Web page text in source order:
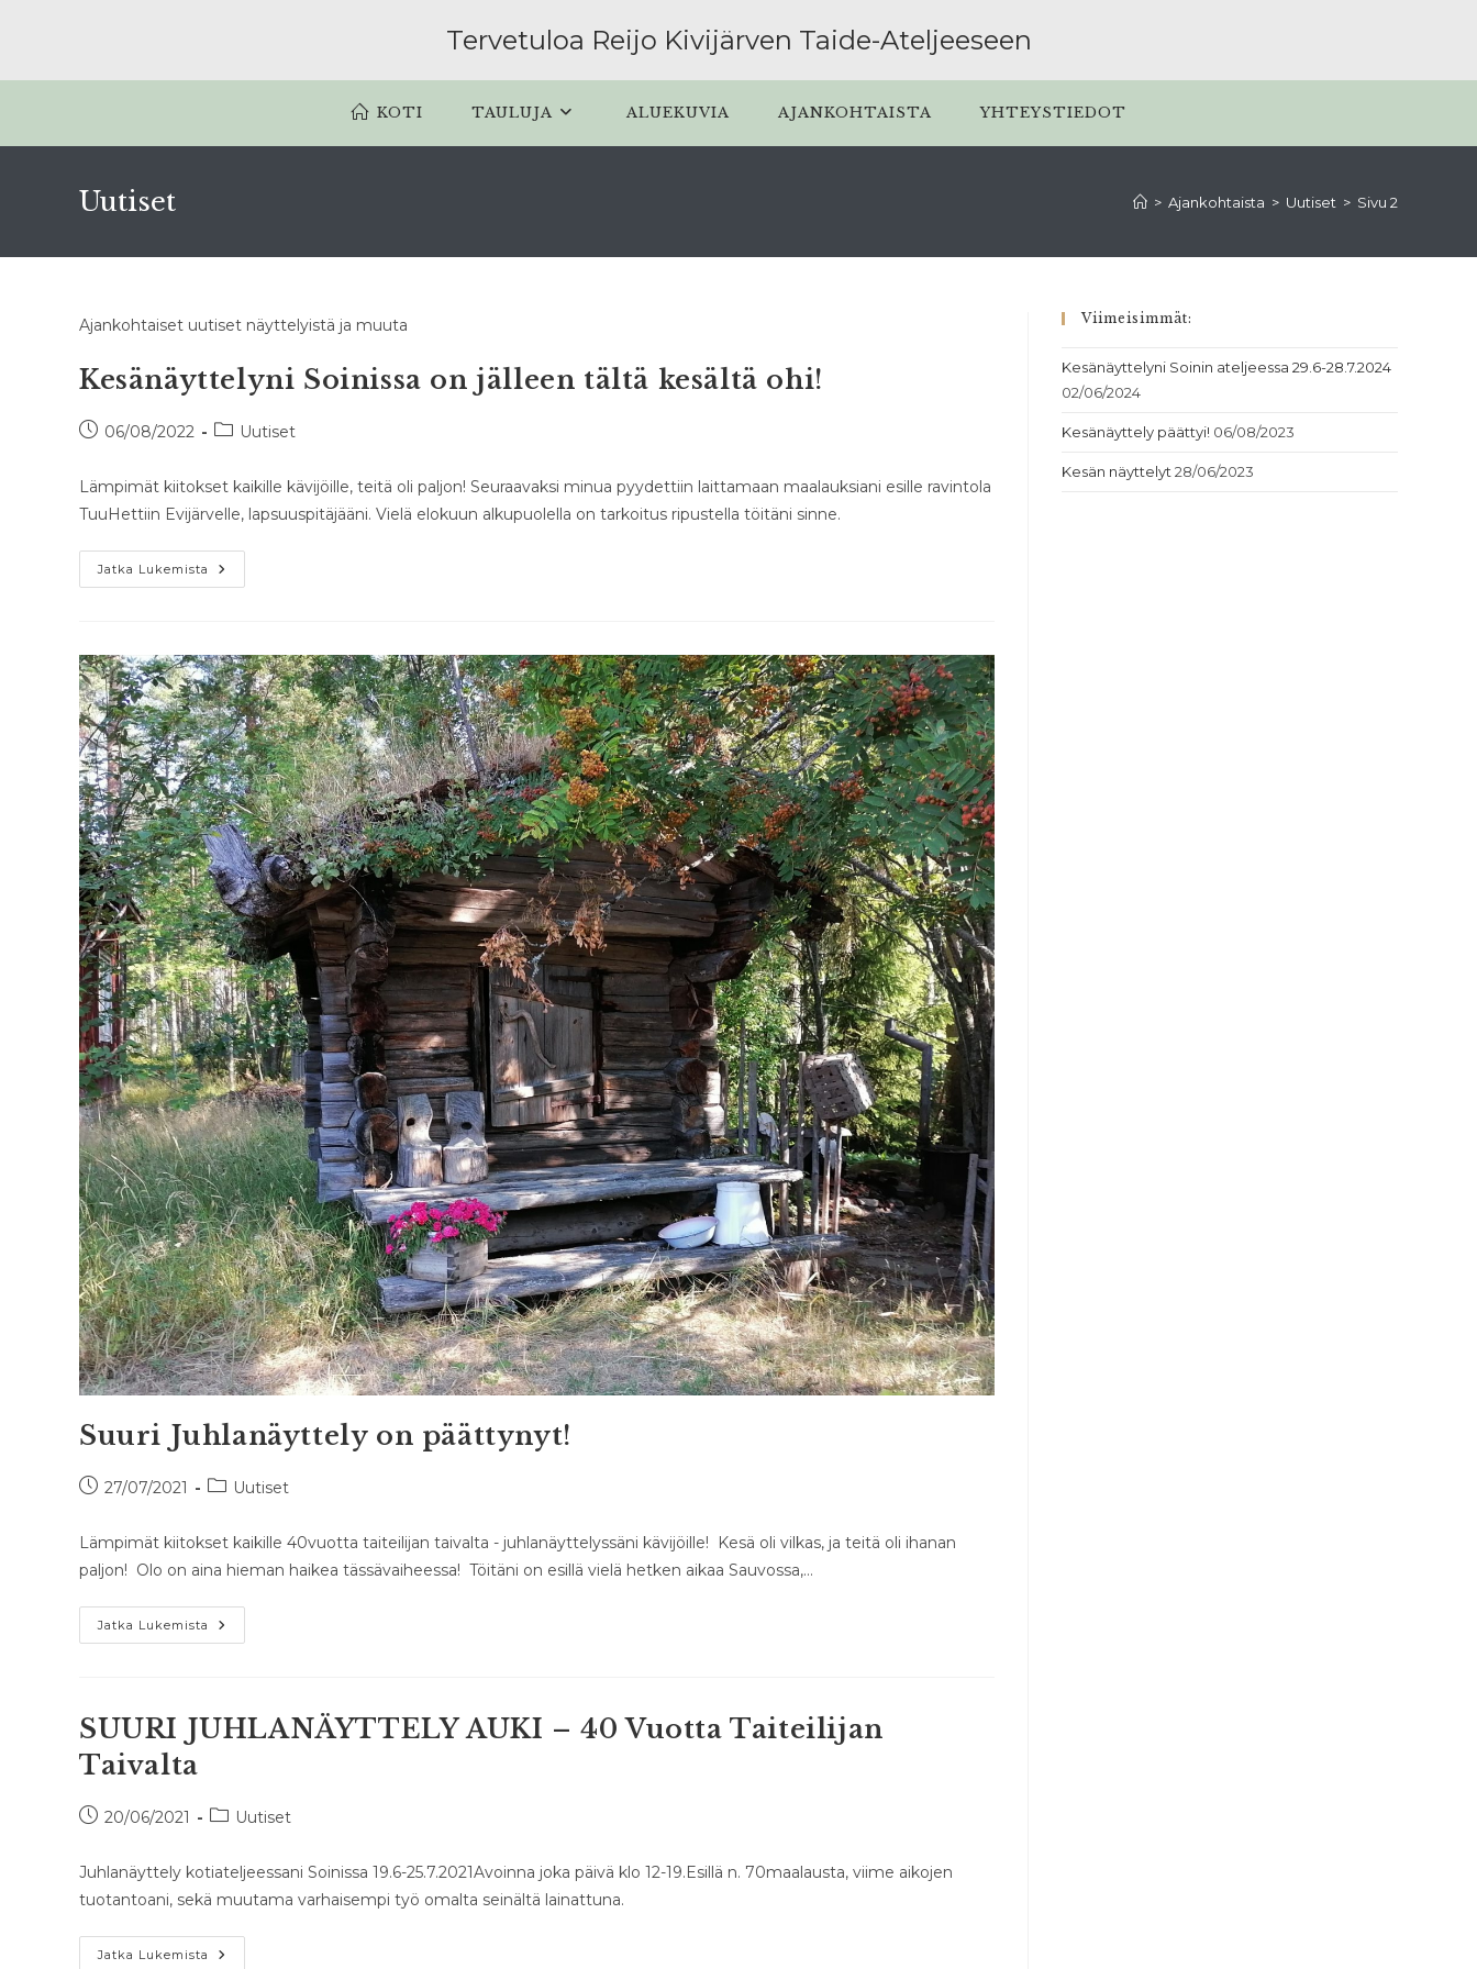
Tervetuloa Reijo Kivijärven Taide-Ateljeeseen
KOTI TAULUJA ALUEKUVIA AJANKOHTAISTA YHTEYSTIEDOT
Uutiset > Ajankohtaista > Uutiset > Sivu 2
Ajankohtaiset uutiset näyttelyistä ja muuta
Kesänäyttelyni Soinissa on jälleen tältä kesältä ohi!
Artikkeli
06/08/2022
Artikkelin
Uutiset
Lämpimät kiitokset kaikille kävijöille, teitä oli paljon! Seuraavaksi minua pyydettiin laittamaan maalauksiani esille ravintola
TuuHettiin Evijärvelle, lapsuuspitäjääni. Vielä elokuun alkupuolella on tarkoitus ripustella töitäni sinne.
Jatka Lukemista Kesänäyttelyni
Soinissa
Ohi!
Suuri Juhlanäyttely on päättynyt!
Artikkeli
27/07/2021
Artikkelin
Uutiset
Lämpimät kiitokset kaikille 40vuotta taiteilijan taivalta - juhlanäyttelyssäni kävijöille! Kesä oli vilkas, ja teitä oli ihanan
paljon! Olo on aina hieman haikea tässävaiheessa! Töitäni on esillä vielä hetken aikaa Sauvossa,…
Jatka Lukemista Suuri
Juhlanäyttely
SUURI JUHLANÄYTTELY AUKI – 40 Vuotta Taiteilijan
Taivalta
Artikkeli
20/06/2021
Artikkelin
Uutiset
Juhlanäyttely kotiateljeessani Soinissa 19.6-25.7.2021Avoinna joka päivä klo 12-19.Esillä n. 70maalausta, viime aikojen
tuotantoani, sekä muutama varhaisempi työ omalta seinältä lainattuna.
Jatka Lukemista SUURI
Viimeisimmät:
Kesänäyttelyni Soinin ateljeessa 29.6-28.7.2024
02/06/2024
Kesänäyttely päättyi! 06/08/2023
Kesän näyttelyt 28/06/2023